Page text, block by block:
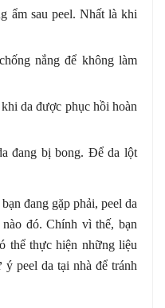
ẩm sau peel. Nhất là khi
nắng để không làm
da được phục hồi hoàn
đang bị bong. Để da lột
đang gặp phải, peel da
đó. Chính vì thế, bạn
thể thực hiện những liệu
peel da tại nhà để tránh